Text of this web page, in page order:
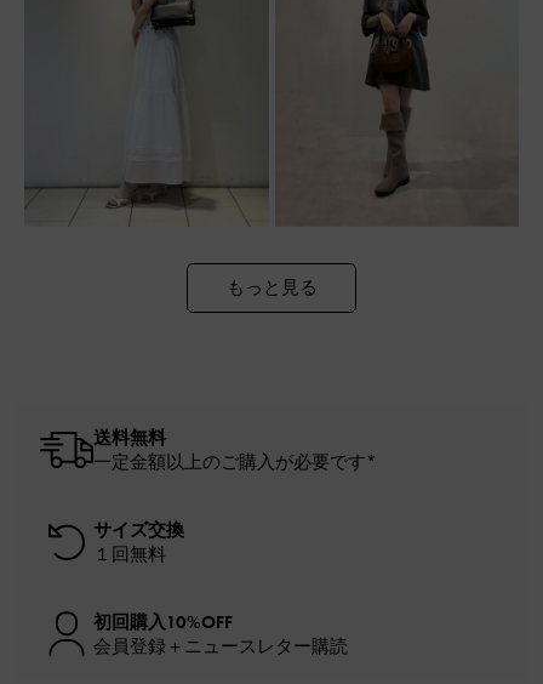
もっと見る
送料無料
一定金額以上のご購入が必要です*
サイズ交換
１回無料
初回購入10%OFF
会員登録＋ニュースレター購読